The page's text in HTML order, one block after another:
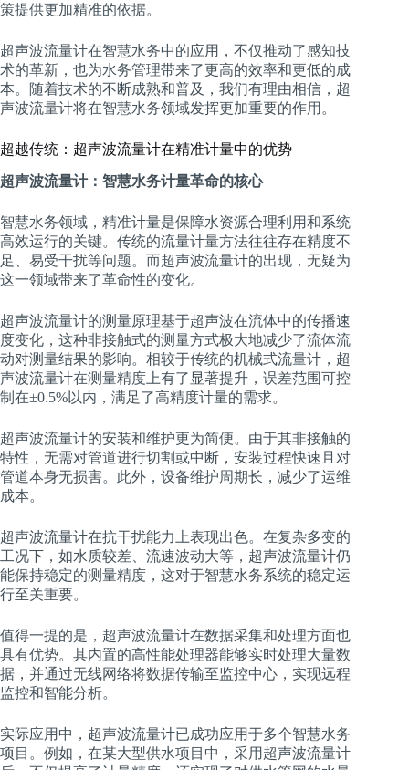
策提供更加精准的依据。
超声波流量计在智慧水务中的应用，不仅推动了感知技
术的革新，也为水务管理带来了更高的效率和更低的成
本。随着技术的不断成熟和普及，我们有理由相信，超
声波流量计将在智慧水务领域发挥更加重要的作用。
超越传统：超声波流量计在精准计量中的优势
超声波流量计：智慧水务计量革命的核心
智慧水务领域，精准计量是保障水资源合理利用和系统
高效运行的关键。传统的流量计量方法往往存在精度不
足、易受干扰等问题。而超声波流量计的出现，无疑为
这一领域带来了革命性的变化。
超声波流量计的测量原理基于超声波在流体中的传播速
度变化，这种非接触式的测量方式极大地减少了流体流
动对测量结果的影响。相较于传统的机械式流量计，超
声波流量计在测量精度上有了显著提升，误差范围可控
制在±0.5%以内，满足了高精度计量的需求。
超声波流量计的安装和维护更为简便。由于其非接触的
特性，无需对管道进行切割或中断，安装过程快速且对
管道本身无损害。此外，设备维护周期长，减少了运维
成本。
超声波流量计在抗干扰能力上表现出色。在复杂多变的
工况下，如水质较差、流速波动大等，超声波流量计仍
能保持稳定的测量精度，这对于智慧水务系统的稳定运
行至关重要。
值得一提的是，超声波流量计在数据采集和处理方面也
具有优势。其内置的高性能处理器能够实时处理大量数
据，并通过无线网络将数据传输至监控中心，实现远程
监控和智能分析。
实际应用中，超声波流量计已成功应用于多个智慧水务
项目。例如，在某大型供水项目中，采用超声波流量计